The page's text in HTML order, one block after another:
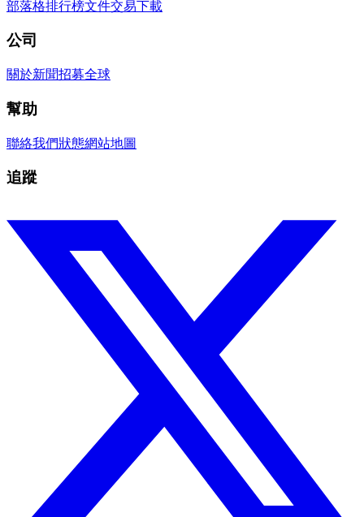
部落格排行榜文件交易下載
公司
關於新聞招募全球
幫助
聯絡我們狀態網站地圖
追蹤